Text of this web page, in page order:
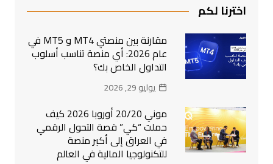
اخترنا لكم
مقارنة بين منصتي MT4 و MT5 في
عام 2026: أي منصة تناسب أسلوب
التداول الخاص بك؟
يوليو 29, 2026
موني 20/20 أوروبا 2026 كيف
حملت “كي” قصة التحول الرقمي
في العراق إلى أكبر منصة
للتكنولوجيا المالية في العالم